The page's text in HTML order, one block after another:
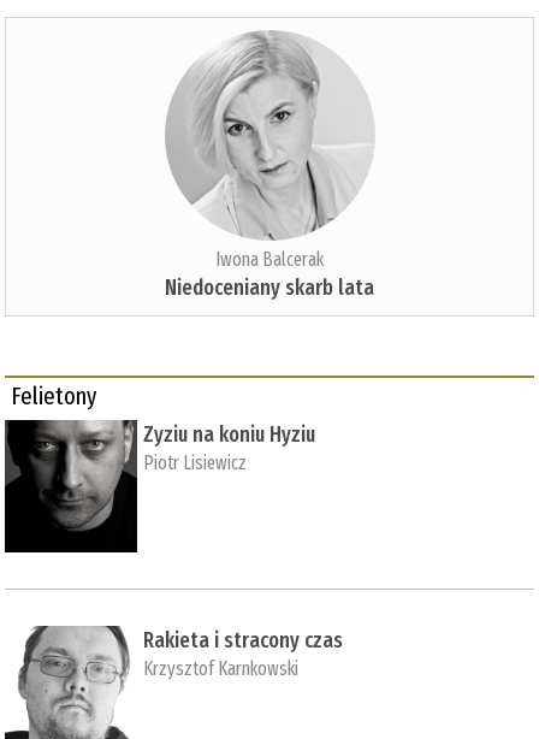
Iwona Balcerak
Niedoceniany skarb lata
Felietony
Zyziu na koniu Hyziu
Piotr Lisiewicz
Rakieta i stracony czas
Krzysztof Karnkowski